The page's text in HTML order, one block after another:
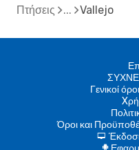
Πτήσεις Vallejo
Γενικοί
Όροι και
d